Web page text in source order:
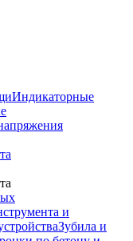
Индикаторные
и
Зубила и